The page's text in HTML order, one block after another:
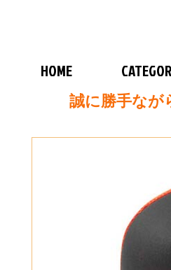
HOME
誠に勝手なが